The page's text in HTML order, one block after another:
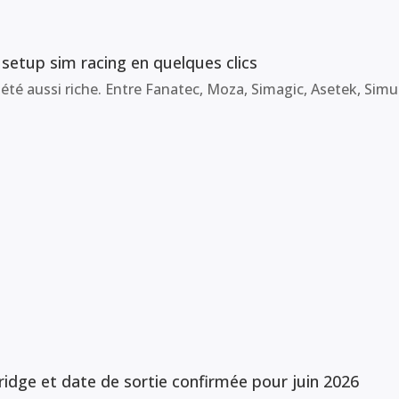
sim racing en quelques clics
aussi riche. Entre Fanatec, Moza, Simagic, Asetek,
et date de sortie confirmée pour juin 2026